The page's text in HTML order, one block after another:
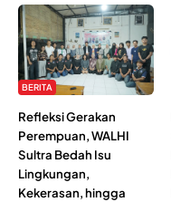
BERITA
Refleksi Gerakan
Perempuan, WALHI
Sultra Bedah Isu
Lingkungan,
Kekerasan, hingga